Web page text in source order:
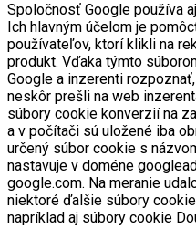
Spoločnosť Google používa
Ich hlavným účelom je
používateľov, ktorí klikli na
produkt. Vďaka týmto
Google a inzerenti
neskôr prešli na web
súbory cookie konverzií na
a v počítači sú uložené iba
určený súbor cookie s
nastavuje v doméne
google.com. Na meranie
niektoré ďalšie súbory
napríklad aj súbory cookie